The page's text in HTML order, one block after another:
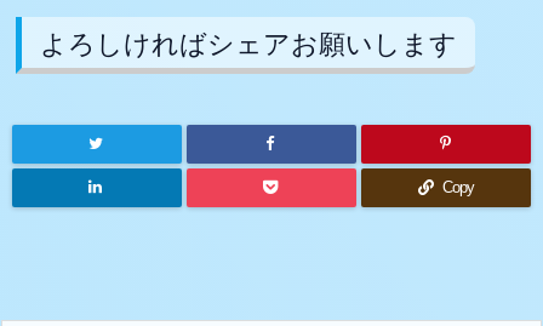
よろしければシェアお願いします
Copy